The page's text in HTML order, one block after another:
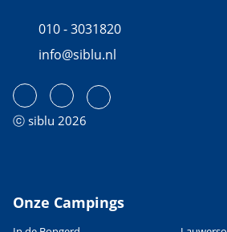
010 - 3031820
info@siblu.nl
ⓒ siblu 2026
Onze Campings